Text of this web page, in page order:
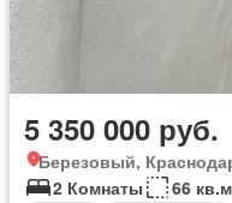
5 350 000 руб.
Березовый,
2 Комнаты
66 кв.м